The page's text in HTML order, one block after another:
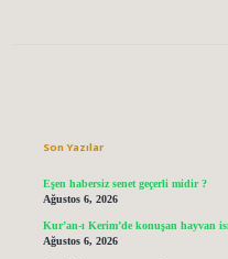
Son Yazılar
Eşen habersiz senet geçerli midir ?
Ağustos 6, 2026
Kur’an-ı Kerim’de konuşan hayvan
Ağustos 6, 2026